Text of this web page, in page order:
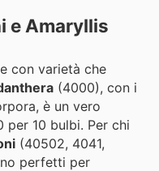
e Amaryllis
con varietà che
(4000), con i
è un vero
10 bulbi. Per chi
(40502, 4041,
perfetti per